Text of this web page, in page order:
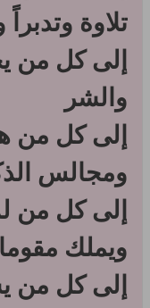
تلاوة وتدبراً
إلى كل من
والشر
إلى كل من
ومجالس
إلى كل من
ويملك
إلى كل من